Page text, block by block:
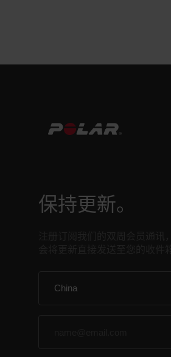
保持更新。